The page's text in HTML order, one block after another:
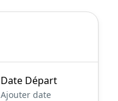
Date Départ
Ajouter date